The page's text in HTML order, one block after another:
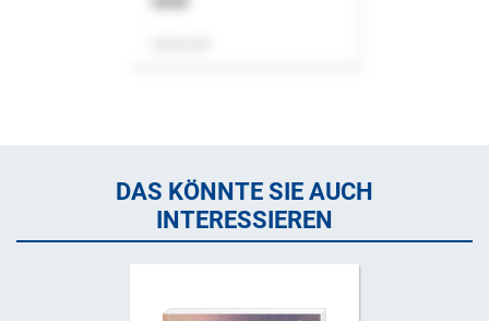
DAS KÖNNTE SIE AUCH
INTERESSIEREN